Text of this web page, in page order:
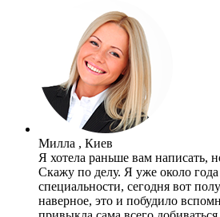
Милла , Киев
Я хотела раньше вам написать,
Скажу по делу. Я уже около
специальности, сегодня вот
наверное, это и побудило